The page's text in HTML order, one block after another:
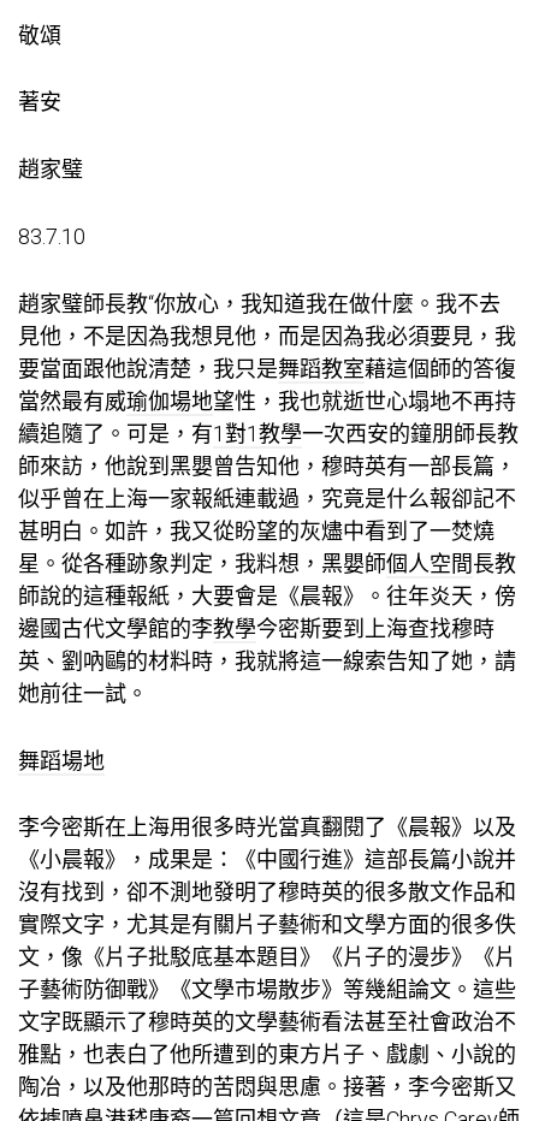
敬頌
著安
趙家璧
83.7.10
趙家璧師長教“你放心，我知道我在做什麼。我不去
見他，不是因為我想見他，而是因為我必須要見，我
要當面跟他說清楚，我只是舞蹈教室藉這個師的答復
當然最有威瑜伽場地望性，我也就逝世心塌地不再持
續追隨了。可是，有1對1教學一次西安的鐘朋師長教
師來訪，他說到黑嬰曾告知他，穆時英有一部長篇，
似乎曾在上海一家報紙連載過，究竟是什么報卻記不
甚明白。如許，我又從盼望的灰燼中看到了一焚燒
星。從各種跡象判定，我料想，黑嬰師個人空間長教
師說的這種報紙，大要會是《晨報》。往年炎天，傍
邊國古代文學館的李教學今密斯要到上海查找穆時
英、劉吶鷗的材料時，我就將這一線索告知了她，請
她前往一試。
舞蹈場地
李今密斯在上海用很多時光當真翻閱了《晨報》以及
《小晨報》，成果是：《中國行進》這部長篇小說并
沒有找到，卻不測地發明了穆時英的很多散文作品和
實際文字，尤其是有關片子藝術和文學方面的很多佚
文，像《片子批駁底基本題目》《片子的漫步》《片
子藝術防御戰》《文學市場散步》等幾組論文。這些
文字既顯示了穆時英的文學藝術看法甚至社會政治不
雅點，也表白了他所遭到的東方片子、戲劇、小說的
陶冶，以及他那時的苦悶與思慮。接著，李今密斯又